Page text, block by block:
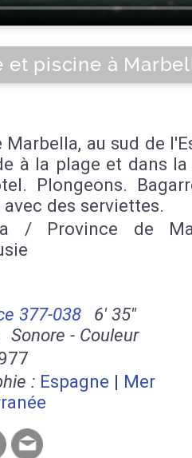
et piscine à
Marbella, au sud de
à la plage et dans
Plongeons.
des serviettes.
/ Province de
377-038
6' 35''
- Couleur
: Espagne | Mer